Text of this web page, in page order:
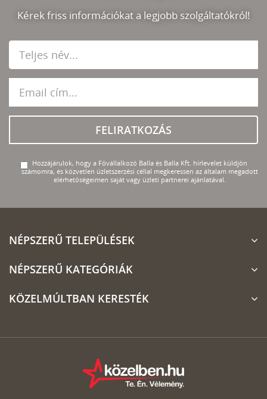
Kérek friss információkat a legjobb szolgáltatókról!
FELIRATKOZÁS
Hozzájárulok, hogy a Fővállalkozó Balla és Balla Kft. hírlevelet küldjön
számomra, és közvetlen üzletszerzési céllal megkeressen az általam megadott
elérhetőségeimen saját vagy üzleti partnerei ajánlatával.
NÉPSZERŰ TELEPÜLÉSEK
NÉPSZERŰ KATEGÓRIÁK
KÖZELMÚLTBAN KERESTÉK